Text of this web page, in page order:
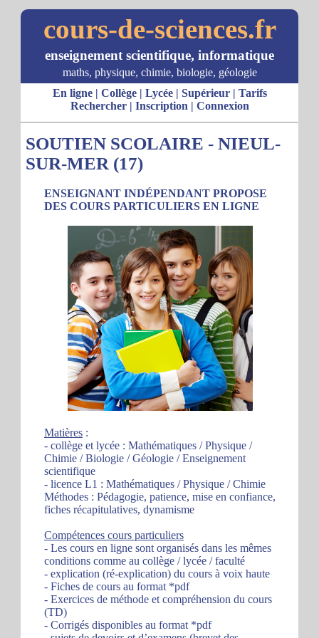
cours-de-sciences.fr
enseignement scientifique, informatique
maths, physique, chimie, biologie, géologie
En ligne| Collège| Lycée| Supérieur| Tarifs
Rechercher| Inscription | Connexion
SOUTIEN SCOLAIRE - NIEUL-
SUR-MER (17)
ENSEIGNANT INDÉPENDANT PROPOSE
DES COURS PARTICULIERS EN LIGNE
Matières :
- collège et lycée : Mathématiques / Physique /
Chimie / Biologie / Géologie / Enseignement
scientifique
- licence L1 : Mathématiques / Physique / Chimie
Méthodes : Pédagogie, patience, mise en confiance,
fiches récapitulatives, dynamisme
Compétences cours particuliers
- Les cours en ligne sont organisés dans les mêmes
conditions comme au collège / lycée / faculté
- explication (ré-explication) du cours à voix haute
- Fiches de cours au format *pdf
- Exercices de méthode et compréhension du cours
(TD)
- Corrigés disponibles au format *pdf